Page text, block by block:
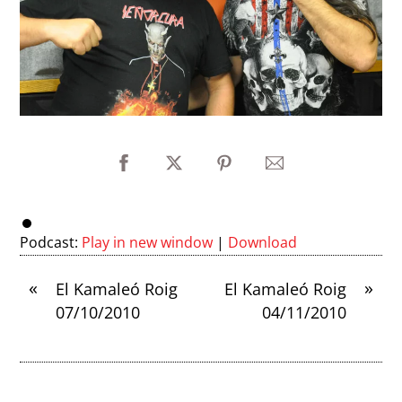
Podcast: Play in new window | Download
«
El Kamaleó Roig
07/10/2010
»
El Kamaleó Roig
04/11/2010